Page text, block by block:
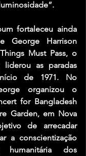
fortaleceu ainda
George Harrison
Must Pass, o
as paradas
de 1971. No
organizou o
for Bangladesh
Garden, em Nova
de arrecadar
a conscientização
dos